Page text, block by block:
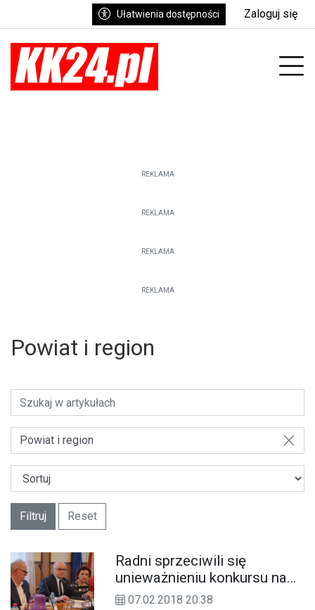
Ułatwienia dostępności Zaloguj się
REKLAMA
REKLAMA
REKLAMA
REKLAMA
Powiat i region
Powiat i region
Filtruj Reset
Radni sprzeciwili się
unieważnieniu konkursu na
dyrektora szpitala
07.02.2018 20:38